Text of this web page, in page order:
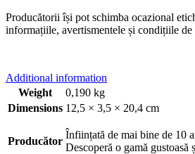
Producătorii își pot schimba ocazional
informațiile, avertismentele și condițiile de
Additional information
Weight
0,190 kg
Dimensions 12,5 × 3,5 × 20,4 cm
Producător
Înființată de mai bine de 10
Descoperă o gamă